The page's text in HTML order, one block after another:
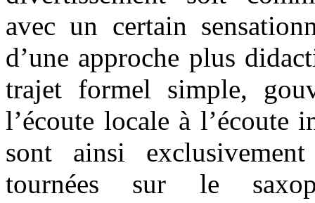
avec un certain
d’une approche plus
trajet formel simple,
l’écoute locale à l’écoute
sont ainsi
tournées sur le